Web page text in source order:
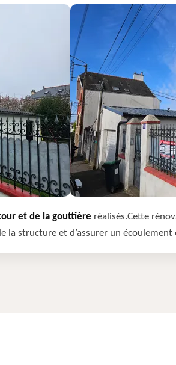
et de la gouttière réalisés.Cette
la structure et d’assurer un écoulement